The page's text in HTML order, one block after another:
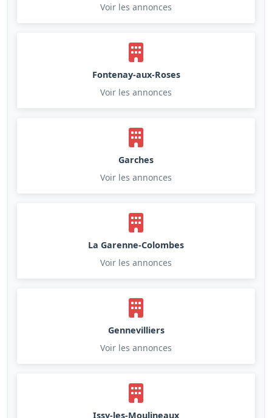
Voir les annonces
Fontenay-aux-Roses
Voir les annonces
Garches
Voir les annonces
La Garenne-Colombes
Voir les annonces
Gennevilliers
Voir les annonces
Issy-les-Moulineaux